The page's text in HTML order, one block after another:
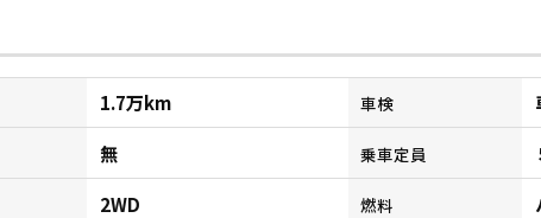
1.7万km 車検
無 乗車定員
2WD 燃料